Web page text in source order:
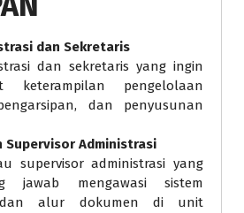
dan Sekretaris
dan sekretaris yang ingin
keterampilan pengelolaan
dan penyusunan
Supervisor Administrasi
supervisor administrasi yang
jawab mengawasi sistem
dan alur dokumen di unit